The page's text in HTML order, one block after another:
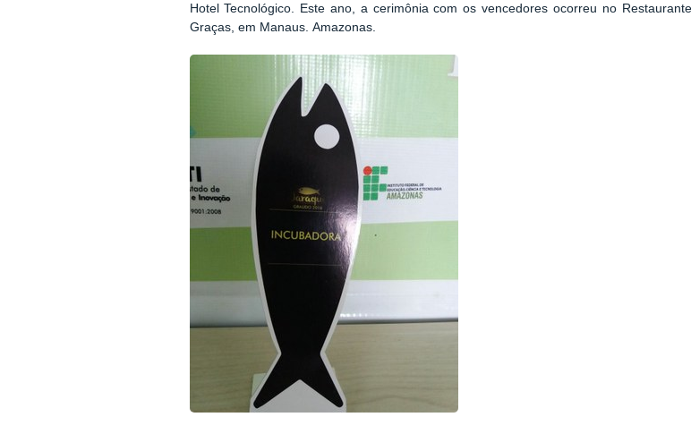
Hotel Tecnológico. Este ano, a cerimônia com os vencedores ocorreu no
Graças, em Manaus. Amazonas.